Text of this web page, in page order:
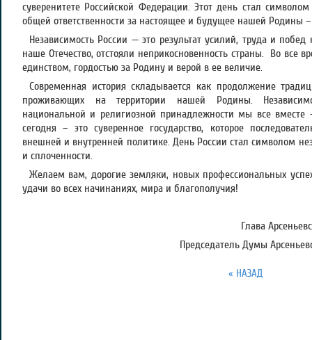
суверенитете Российской Федерации. Этот день стал
общей ответственности за настоящее и будущее нашей Родины –
Независимость России — это результат усилий, труда и
наше Отечество, отстояли неприкосновенность страны. Во
единством, гордостью за Родину и верой в ее величие.
Современная история складывается как продолжение
проживающих на территории нашей Родины.
национальной и религиозной принадлежности мы все вместе
сегодня – это суверенное государство, которое
внешней и внутренней политике. День России стал символом
и сплоченности.
Желаем вам, дорогие земляки, новых профессиональных
удачи во всех начинаниях, мира и благополучия!
Глава
Председатель Думы
« НАЗАД